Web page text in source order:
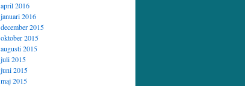
april 2016
januari 2016
december 2015
oktober 2015
augusti 2015
juli 2015
juni 2015
maj 2015